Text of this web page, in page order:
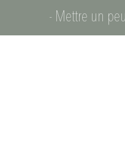
- Mettre un